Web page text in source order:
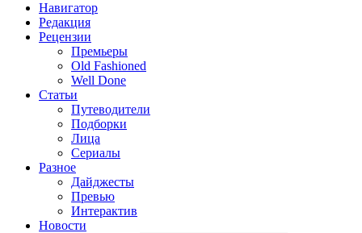
Навигатор
Редакция
Рецензии
Премьеры
Old Fashioned
Well Done
Статьи
Путеводители
Подборки
Лица
Сериалы
Разное
Дайджесты
Превью
Интерактив
Новости